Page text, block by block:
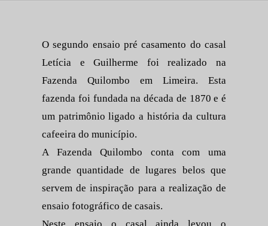
O segundo ensaio pré casamento do casal
Letícia e Guilherme foi realizado na
Fazenda Quilombo em Limeira. Esta
fazenda foi fundada na década de 1870 e é
um patrimônio ligado a história da cultura
cafeeira do município.
A Fazenda Quilombo conta com uma
grande quantidade de lugares belos que
servem de inspiração para a realização de
ensaio fotográfico de casais.
Neste ensaio o casal ainda levou o